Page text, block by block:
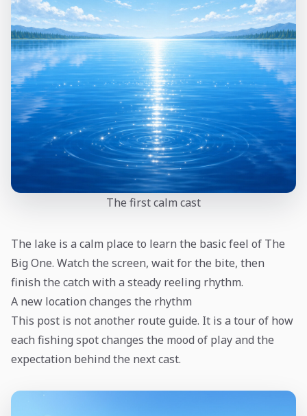
The first calm cast
The lake is a calm place to learn the basic feel of The
Big One. Watch the screen, wait for the bite, then
finish the catch with a steady reeling rhythm.
A new location changes the rhythm
This post is not another route guide. It is a tour of how
each fishing spot changes the mood of play and the
expectation behind the next cast.